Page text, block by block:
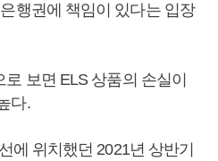
행권에 책임이 있다는 입장
보면 ELS 상품의 손실이
다.
에 위치했던 2021년 상반기